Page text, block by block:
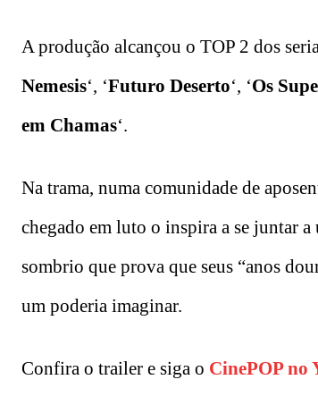
A produção alcançou o TOP 2 dos
Nemesis‘, ‘Futuro Deserto‘, ‘Os
em Chamas‘.
Na trama, numa comunidade de
chegado em luto o inspira a se juntar
sombrio que prova que seus “anos
um poderia imaginar.
Confira o trailer e siga o CinePOP no